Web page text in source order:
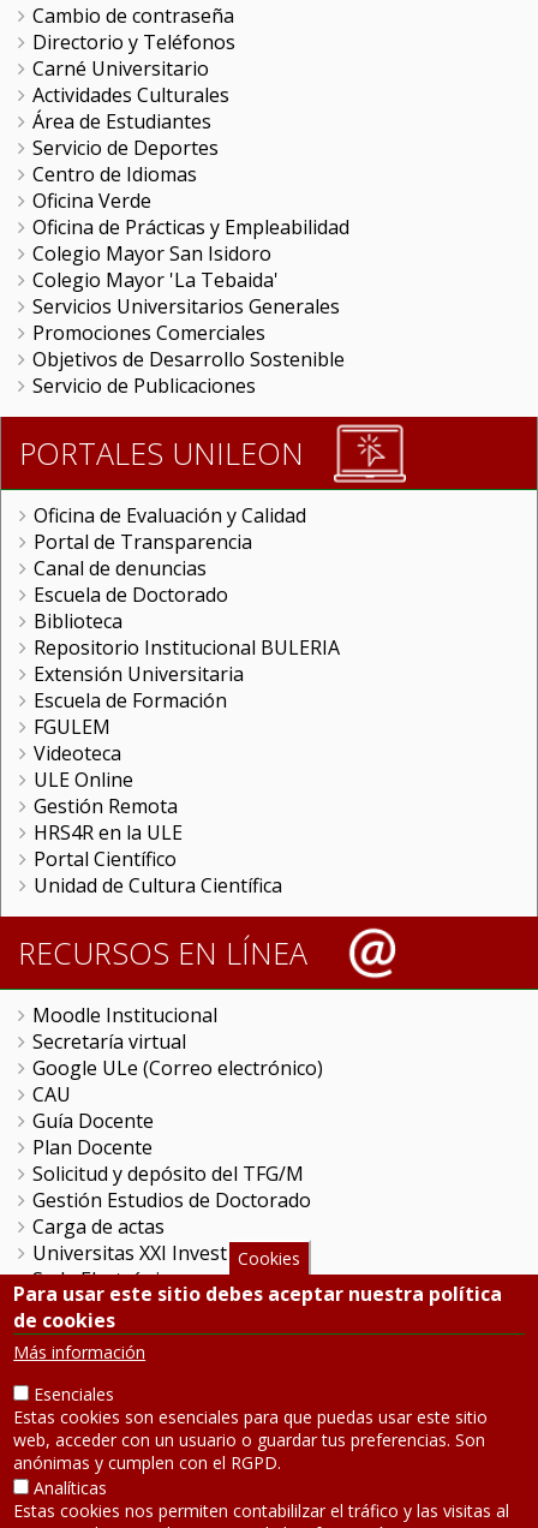
Cambio de contraseña
Directorio y Teléfonos
Carné Universitario
Actividades Culturales
Área de Estudiantes
Servicio de Deportes
Centro de Idiomas
Oficina Verde
Oficina de Prácticas y Empleabilidad
Colegio Mayor San Isidoro
Colegio Mayor 'La Tebaida'
Servicios Universitarios Generales
Promociones Comerciales
Objetivos de Desarrollo Sostenible
Servicio de Publicaciones
PORTALES UNILEON
Oficina de Evaluación y Calidad
Portal de Transparencia
Canal de denuncias
Escuela de Doctorado
Biblioteca
Repositorio Institucional BULERIA
Extensión Universitaria
Escuela de Formación
FGULEM
Videoteca
ULE Online
Gestión Remota
HRS4R en la ULE
Portal Científico
Unidad de Cultura Científica
RECURSOS EN LÍNEA
Moodle Institucional
Secretaría virtual
Google ULe (Correo electrónico)
CAU
Guía Docente
Plan Docente
Solicitud y depósito del TFG/M
Gestión Estudios de Doctorado
Carga de actas
Universitas XXI Investigación
Sede Electrónica
Tramitador unileon
Perfil del Contratante
Portal del Empleado
Servicio de Informática y Comunicaciones
SÍGUENOS
Teléfono: 987 291 000
Cookies
Para usar este sitio debes aceptar nuestra política
de cookies
Más información
Esenciales
Estas cookies son esenciales para que puedas usar este sitio
web, acceder con un usuario o guardar tus preferencias. Son
anónimas y cumplen con el RGPD.
Analíticas
Estas cookies nos permiten contabililzar el tráfico y las visitas al